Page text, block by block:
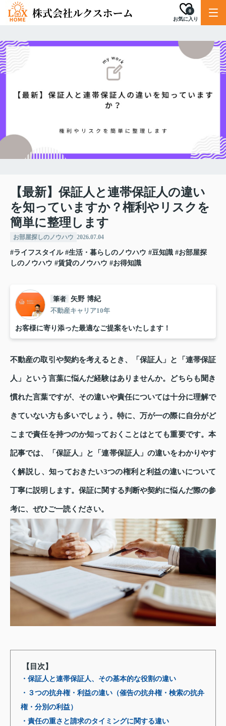
お気に入り
0
【最新】保証人と連帯保証人の違い
を知っていますか？権利やリスクを
簡単に整理します
お部屋探しのノウハウ 2026.07.04
#ライフスタイル #生活・暮らしのノウハウ #豆知識 #お部屋探
しのノウハウ #賃貸のノウハウ #お得知識
筆者 矢野 博紀
不動産キャリア10年
お客様に寄り添った最適なご提案をいたします！
不動産の取引や契約を考えるとき、「保証人」と「連帯保証
人」という言葉に悩んだ経験はありませんか。どちらも聞き
慣れた言葉ですが、その違いや責任については十分に理解で
きていない方も多いでしょう。特に、万が一の際に自分がど
こまで責任を持つのか知っておくことはとても重要です。本
記事では、「保証人」と「連帯保証人」の違いをわかりやす
く解説し、知っておきたい3つの権利と利益の違いについて
丁寧に説明します。保証に関する判断や契約に悩んだ際の参
考に、ぜひご一読ください。
【目次】
・保証人と連帯保証人、その基本的な役割の違い
・３つの抗弁権・利益の違い（催告の抗弁権・検索の抗弁
権・分別の利益）
・責任の重さと請求のタイミングに関する違い